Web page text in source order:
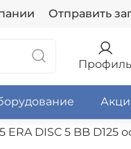
Отправить
Профиль
ERA DISC 5 BB D125